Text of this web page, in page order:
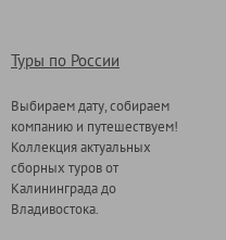
Туры по России
Выбираем дату, собираем
компанию и путешествуем!
Коллекция актуальных
сборных туров от
Калининграда до
Владивостока.